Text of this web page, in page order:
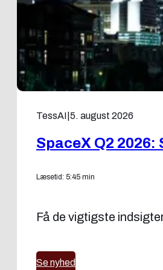
TessAI 5. august 2026
SpaceX Q2
Læsetid: 5:45 min
Få de vigtigste
Se nyhed